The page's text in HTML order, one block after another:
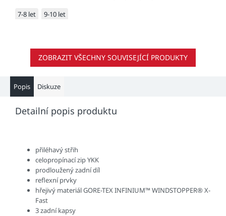
7-8 let 9-10 let
ZOBRAZIT VŠECHNY SOUVISEJÍCÍ PRODUKTY
Popis Diskuze
Detailní popis produktu
přiléhavý střih
celopropínací zip YKK
prodloužený zadní díl
reflexní prvky
hřejivý materiál GORE-TEX INFINIUM™ WINDSTOPPER® X-
Fast
3 zadní kapsy